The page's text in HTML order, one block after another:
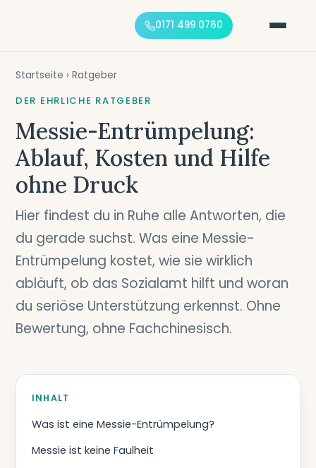
0171 499 0760
Startseite › Ratgeber
DER EHRLICHE RATGEBER
Messie-Entrümpelung:
Ablauf, Kosten und Hilfe
ohne Druck
Hier findest du in Ruhe alle Antworten, die
du gerade suchst. Was eine Messie-
Entrümpelung kostet, wie sie wirklich
abläuft, ob das Sozialamt hilft und woran
du seriöse Unterstützung erkennst. Ohne
Bewertung, ohne Fachchinesisch.
INHALT
Was ist eine Messie-Entrümpelung?
Messie ist keine Faulheit